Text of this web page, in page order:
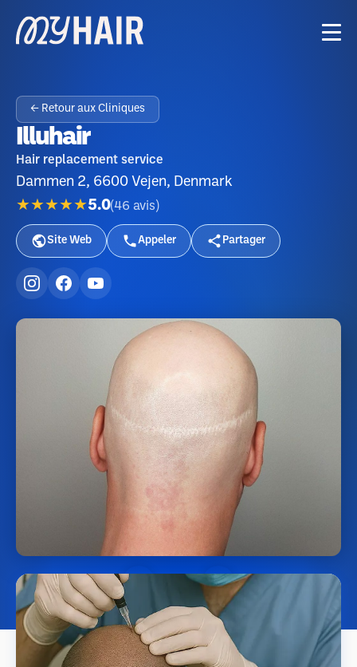
← Retour aux Cliniques
Illuhair
Hair replacement service
Dammen 2, 6600 Vejen, Denmark
★★★★★5.0(46 avis )
Site Web Appeler Partager